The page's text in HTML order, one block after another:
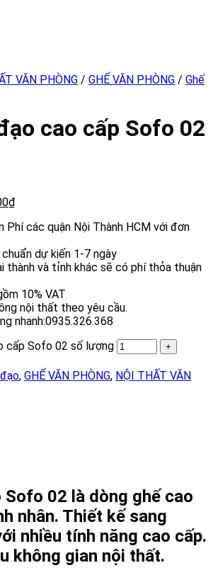
VĂN PHÒNG / GHẾ VĂN PHÒNG / Ghế
cao cấp Sofo 02
₫
Phí các quận Nội Thành HCM với đơn
dự kiến 1-7 ngày
thành và tỉnh khác sẽ có phí thỏa thuận
10% VAT
nội thất theo yêu cầu.
nhanh:0935.326.368
cấp Sofo 02 số lượng
, GHẾ VĂN PHÒNG, NỘI THẤT VĂN
Sofo 02 là dòng ghế cao
nhân. Thiết kế sang
nhiều tính năng cao cấp.
không gian nội thất.